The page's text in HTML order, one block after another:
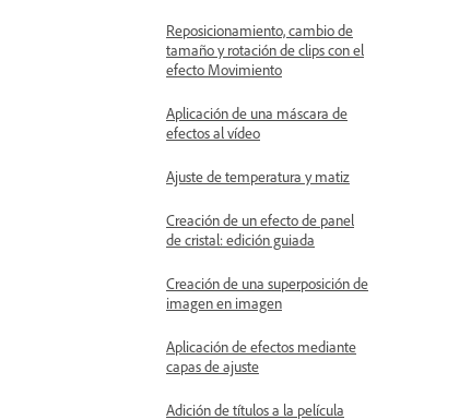
Reposicionamiento, cambio de
tamaño y rotación de clips con el
efecto Movimiento
Aplicación de una máscara de
efectos al vídeo
Ajuste de temperatura y matiz
Creación de un efecto de panel
de cristal: edición guiada
Creación de una superposición de
imagen en imagen
Aplicación de efectos mediante
capas de ajuste
Adición de títulos a la película